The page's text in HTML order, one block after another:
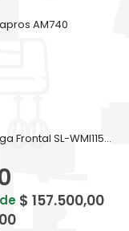
AM740
Lavarropas Smartlife Carga Frontal SL-WMI1151400W Inverter 11.5KG Gris
$ 157.500,00